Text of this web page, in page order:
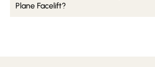
Plane Facelift?